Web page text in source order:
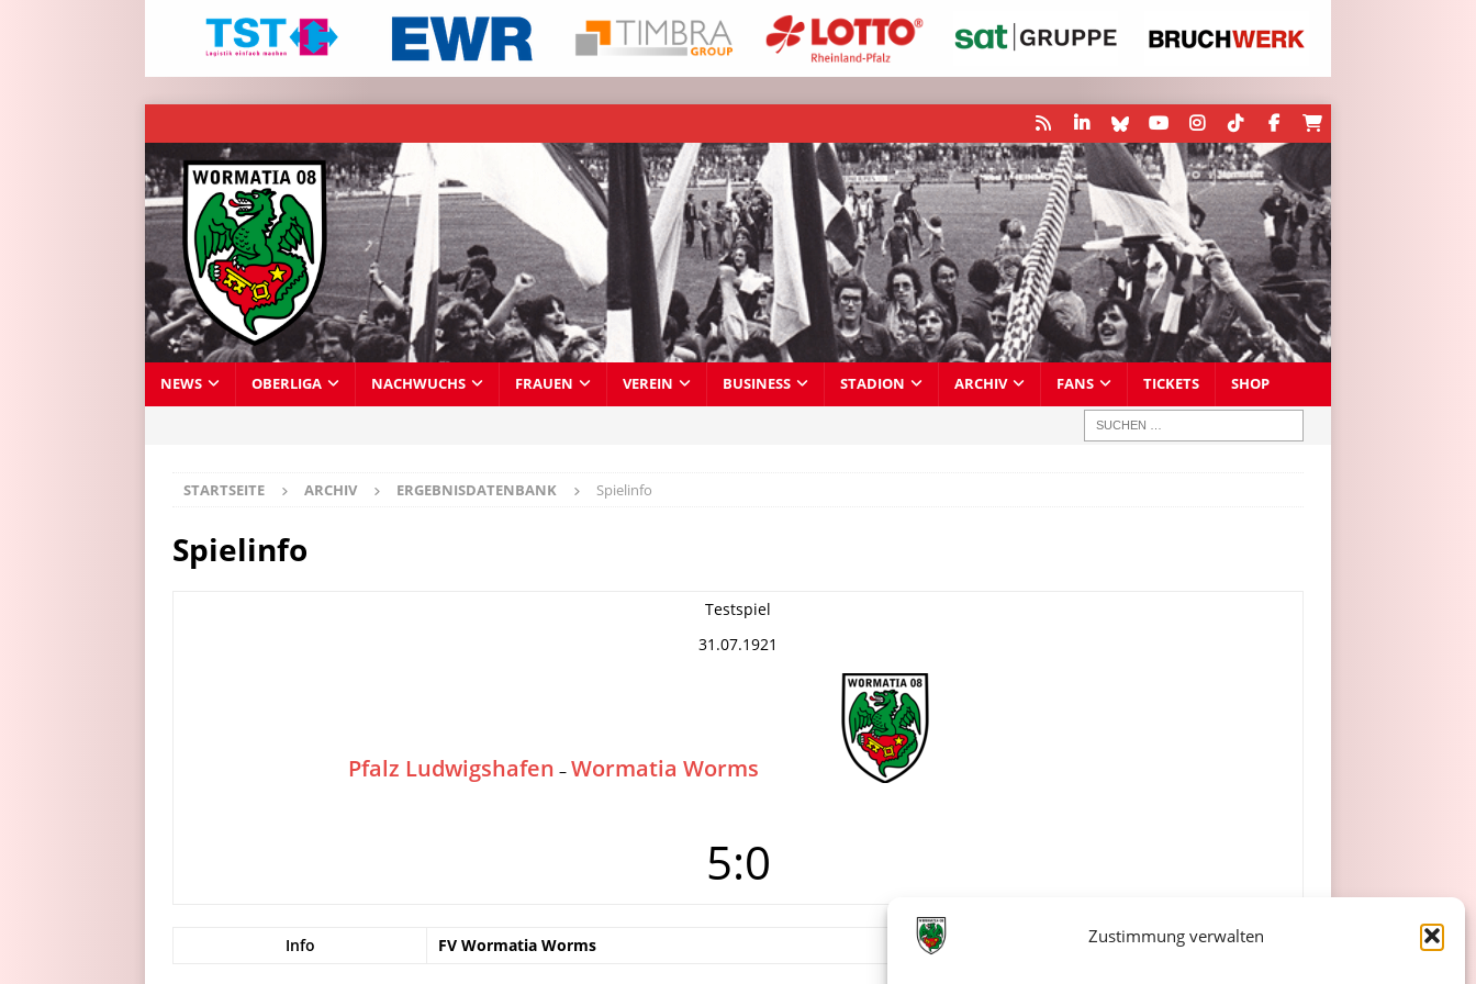
Zustimmung verwalten
NEWS OBERLIGA NACHWUCHS FRAUEN VEREIN BUSINESS STADION ARCHIV FANS TICKETS SHOP
STARTSEITE ARCHIV ERGEBNISDATENBANK Spielinfo
Spielinfo
Testspiel
31.07.1921
Pfalz Ludwigshafen – Wormatia Worms
5:0
Info FV Wormatia Worms